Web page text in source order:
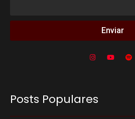
Enviar
Posts Populares